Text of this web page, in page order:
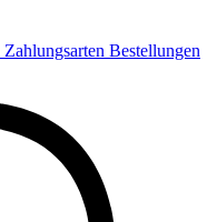
Zahlungsarten Bestellungen